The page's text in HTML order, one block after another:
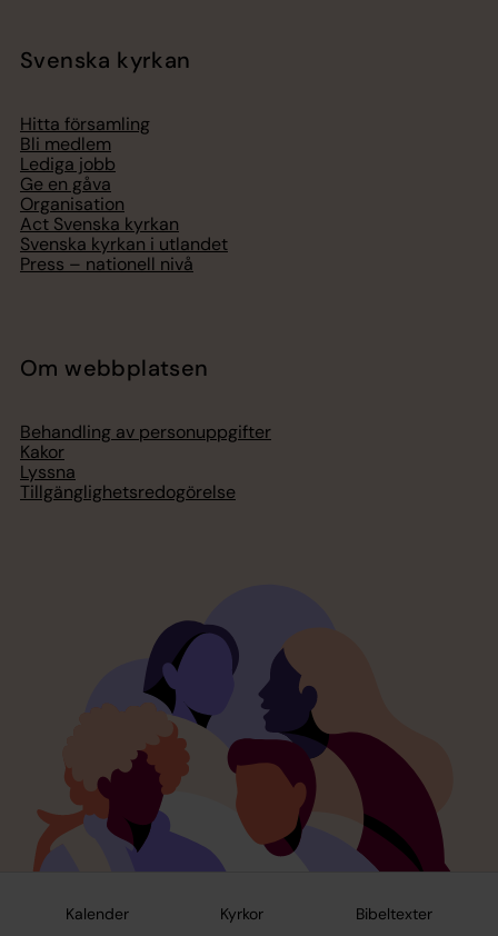
Kalender Kyrkor Bibeltexter
Svenska kyrkan
Hitta församling
Bli medlem
Lediga jobb
Ge en gåva
Organisation
Act Svenska kyrkan
Svenska kyrkan i utlandet
Press – nationell nivå
Om webbplatsen
Behandling av personuppgifter
Kakor
Lyssna
Tillgänglighetsredogörelse